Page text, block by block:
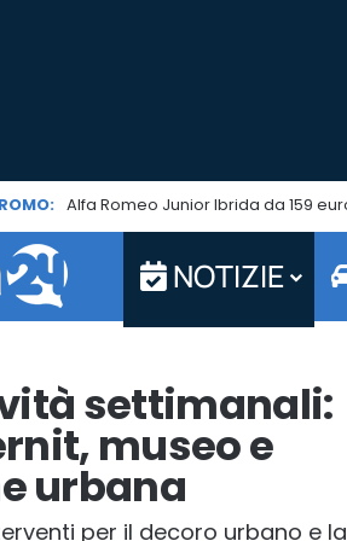
NOTIZIE
settimanali:
museo e
urbana
per il decoro urbano e la